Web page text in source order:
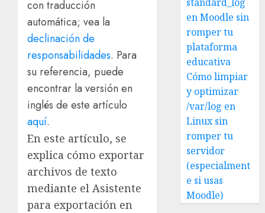
con traducción
automática; vea la
declinación de
responsabilidades. Para
su referencia, puede
encontrar la versión en
inglés de este artículo
aquí.
En este artículo, se
explica cómo exportar
archivos de texto
mediante el Asistente
para exportación en
en Moodle sin
romper tu
plataforma
educativa
Cómo limpiar
y optimizar
/var/log en
Linux sin
romper tu
servidor
(especialment
e si usas
Moodle)